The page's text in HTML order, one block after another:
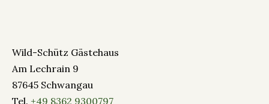
Wild-Schütz Gästehaus
Am Lechrain 9
87645 Schwangau
Tel. +49 8362 9300797